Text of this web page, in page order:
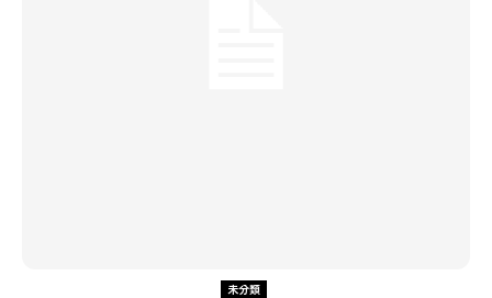
未分類